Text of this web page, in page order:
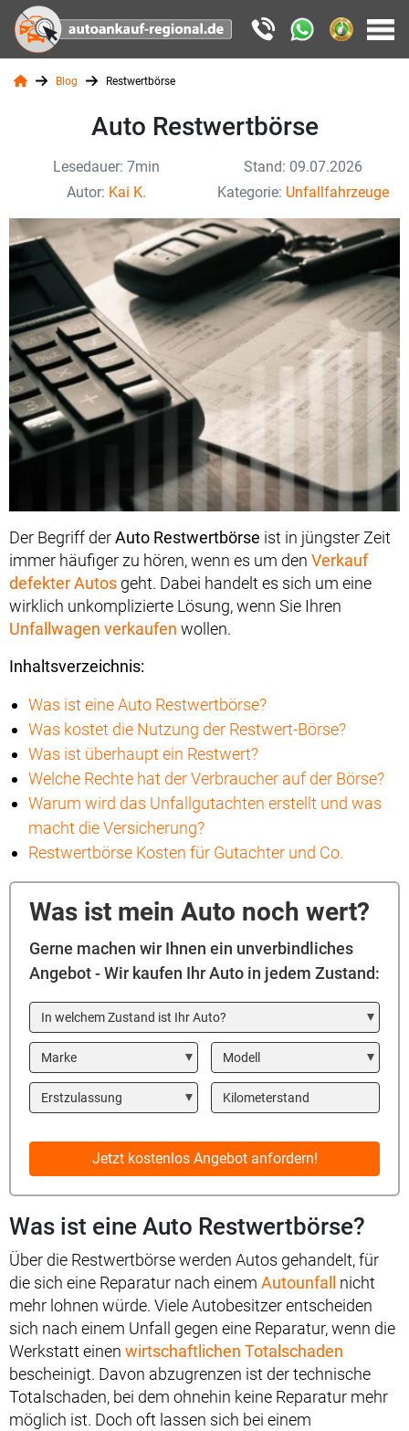
Blog Restwertbörse
Auto Restwertbörse
Lesedauer: 7min
Stand: 09.07.2026
Autor: Kai K. Kategorie: Unfallfahrzeuge
Der Begriff derAuto Restwertbörse ist in jüngster Zeit
immer häufiger zu hören, wenn es um den Verkauf
defekter Autos geht. Dabei handelt es sich um eine
wirklich unkomplizierte Lösung, wenn Sie Ihren
Unfallwagen verkaufen wollen.
Inhaltsverzeichnis:
Was ist eine Auto Restwertbörse?
Was kostet die Nutzung der Restwert-Börse?
Was ist überhaupt ein Restwert?
Welche Rechte hat der Verbraucher auf der Börse?
Warum wird das Unfallgutachten erstellt und was
macht die Versicherung?
Restwertbörse Kosten für Gutachter und Co.
Was ist mein Auto noch wert?
Gerne machen wir Ihnen ein unverbindliches
Angebot - Wir kaufen Ihr Auto in jedem Zustand:
In welchem Zustand ist Ihr Auto?
Marke Modell
Year Kilometerstand
Jetzt kostenlos Angebot anfordern!
Was ist eine Auto Restwertbörse?
Über die Restwertbörse werden Autos gehandelt, für
die sich eine Reparatur nach einem Autounfall
nicht
mehr lohnen würde. Viele Autobesitzer entscheiden
sich nach einem Unfall gegen eine Reparatur, wenn die
Werkstatt einen wirtschaftlichen Totalschaden
bescheinigt. Davon abzugrenzen ist der technische
Totalschaden, bei dem ohnehin keine Reparatur mehr
möglich ist. Doch oft lassen sich bei einem